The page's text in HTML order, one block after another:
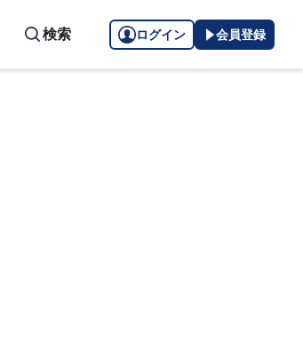
検索 ログイン 会員登録